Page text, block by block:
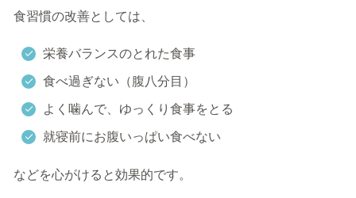
食習慣の改善としては、
栄養バランスのとれた食事
食べ過ぎない（腹八分目）
よく噛んで、ゆっくり食事をとる
就寝前にお腹いっぱい食べない
などを心がけると効果的です。